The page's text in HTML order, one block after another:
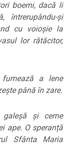
boemi, dacă li
întrerupându-și
cu voioșie la
lor rătăcitor,
a lene
până în zare.
și cerne
ape. O speranță
Sfânta Maria